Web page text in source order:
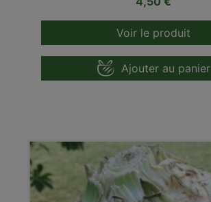
Voir le produit
Ajouter au panier